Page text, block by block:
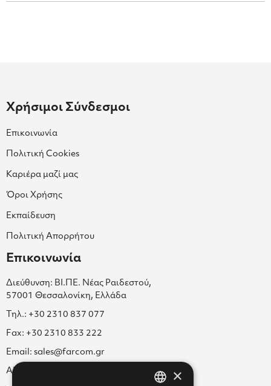
Χρήσιμοι Σύνδεσμοι
Επικοινωνία
Πολιτική Cookies
Καριέρα μαζί μας
Όροι Χρήσης
Εκπαίδευση
Πολιτική Απορρήτου
Επικοινωνία
Διεύθυνση: ΒΙ.ΠΕ. Νέας Ραιδεστού,
57001 Θεσσαλονίκη, Ελλάδα
Τηλ.: +30 2310 837 077
Fax: +30 2310 833 222
Email: sales@farcom.gr
ΑΡ.Γ.Ε.ΜΗ. 038365205000 ×